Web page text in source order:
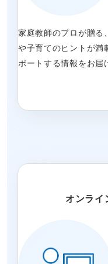
家庭教師のプロが贈る
や子育てのヒントが満
ポートする情報をお届
オンライ